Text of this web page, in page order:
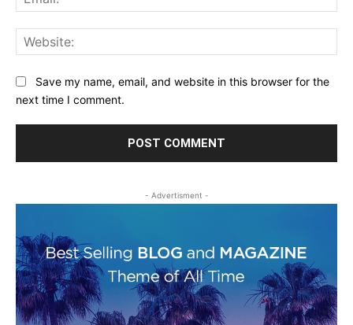
Save my name, email, and website in this browser for the
next time I comment.
- Advertisment -